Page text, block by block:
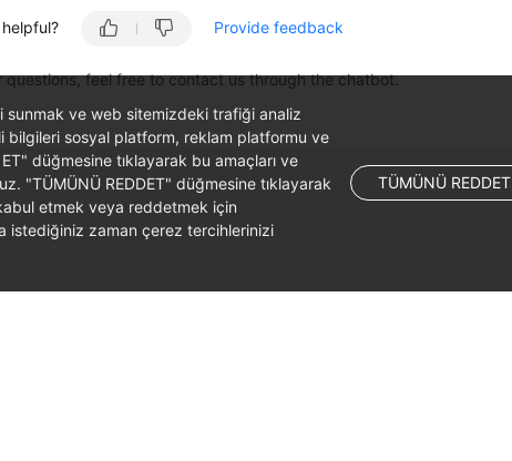
Provide feedback
questions, feel free to contact us through the chatbot.
sunmak ve web sitemizdeki trafiği analiz
bilgileri sosyal platform, reklam platformu ve
düğmesine tıklayarak bu amaçları ve
"TÜMÜNÜ REDDET" düğmesine tıklayarak
etmek veya reddetmek için
istediğiniz zaman çerez tercihlerinizi
TÜMÜNÜ REDDET